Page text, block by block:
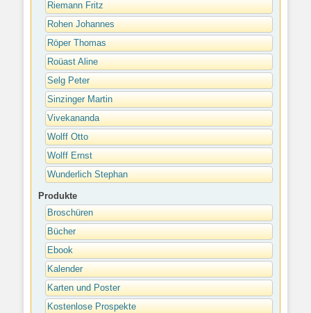
Riemann Fritz
Rohen Johannes
Röper Thomas
Roüast Aline
Selg Peter
Sinzinger Martin
Vivekananda
Wolff Otto
Wolff Ernst
Wunderlich Stephan
Produkte
Broschüren
Bücher
Ebook
Kalender
Karten und Poster
Kostenlose Prospekte